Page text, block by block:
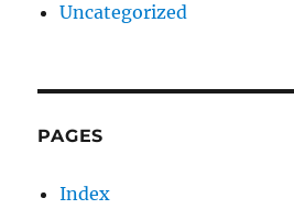
Uncategorized
PAGES
Index